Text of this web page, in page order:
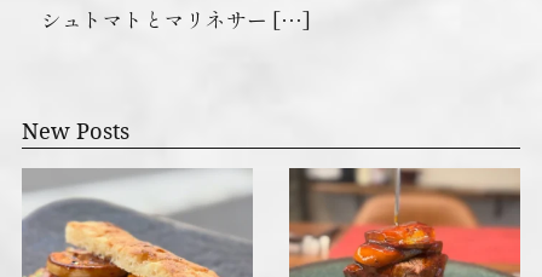
シュトマトとマリネサー […]
New Posts